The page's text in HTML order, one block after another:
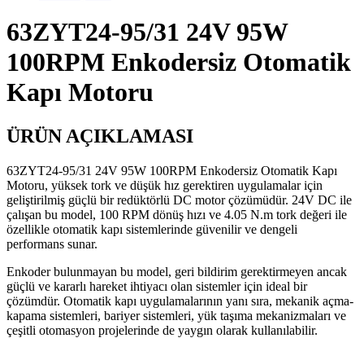
63ZYT24-95/31 24V 95W
100RPM Enkodersiz Otomatik
Kapı Motoru
ÜRÜN AÇIKLAMASI
63ZYT24-95/31 24V 95W 100RPM Enkodersiz Otomatik Kapı
Motoru, yüksek tork ve düşük hız gerektiren uygulamalar için
geliştirilmiş güçlü bir redüktörlü DC motor çözümüdür. 24V DC ile
çalışan bu model, 100 RPM dönüş hızı ve 4.05 N.m tork değeri ile
özellikle otomatik kapı sistemlerinde güvenilir ve dengeli
performans sunar.
Enkoder bulunmayan bu model, geri bildirim gerektirmeyen ancak
güçlü ve kararlı hareket ihtiyacı olan sistemler için ideal bir
çözümdür. Otomatik kapı uygulamalarının yanı sıra, mekanik açma-
kapama sistemleri, bariyer sistemleri, yük taşıma mekanizmaları ve
çeşitli otomasyon projelerinde de yaygın olarak kullanılabilir.